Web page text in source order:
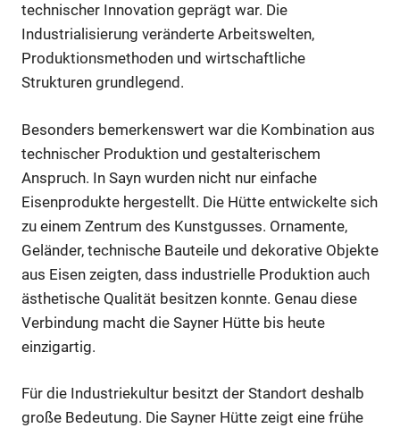
technischer Innovation geprägt war. Die
Industrialisierung veränderte Arbeitswelten,
Produktionsmethoden und wirtschaftliche
Strukturen grundlegend.
Besonders bemerkenswert war die Kombination aus
technischer Produktion und gestalterischem
Anspruch. In Sayn wurden nicht nur einfache
Eisenprodukte hergestellt. Die Hütte entwickelte sich
zu einem Zentrum des Kunstgusses. Ornamente,
Geländer, technische Bauteile und dekorative Objekte
aus Eisen zeigten, dass industrielle Produktion auch
ästhetische Qualität besitzen konnte. Genau diese
Verbindung macht die Sayner Hütte bis heute
einzigartig.
Für die Industriekultur besitzt der Standort deshalb
große Bedeutung. Die Sayner Hütte zeigt eine frühe